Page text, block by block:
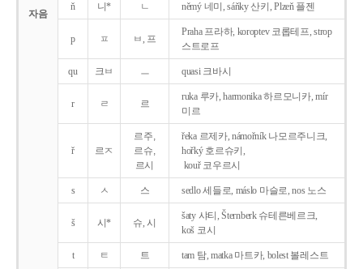
자음
ň 니* ㄴ němý 네미, sáňky 산키, Plzeň 플젠
p ㅍ ㅂ, 프
Praha 프라하, koroptev 코롭테프, strop
스트로프
qu 크ㅂ ㅡ quasi 크바시
r ㄹ 르
ruka 루카, harmonika 하르모니카, mír
미르
ř 르ㅈ
르주,
르슈,
르시
řeka 르제카, námořník 나모르주니크,
hořký 호르슈키,
kouř 코우르시
s ㅅ 스 sedlo 세들로, máslo 마슬로, nos 노스
š 시* 슈, 시
šaty 샤티, Šternberk 슈테른베르크,
koš 코시
t ㅌ 트 tam 탐, matka 마트카, bolest 볼레스트